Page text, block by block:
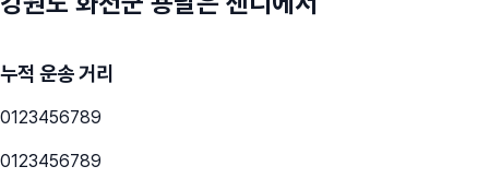
누적 운송 거리
0123456789
0123456789